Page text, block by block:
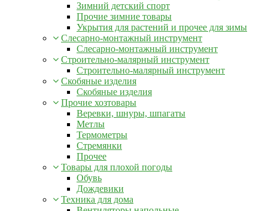
Зимний детский спорт
Прочие зимние товары
Укрытия для растений и прочее для зимы
Слесарно-монтажный инструмент
Слесарно-монтажный инструмент
Строительно-малярный инструмент
Строительно-малярный инструмент
Скобяные изделия
Скобяные изделия
Прочие хозтовары
Веревки, шнуры, шпагаты
Метлы
Термометры
Стремянки
Прочее
Товары для плохой погоды
Обувь
Дождевики
Техника для дома